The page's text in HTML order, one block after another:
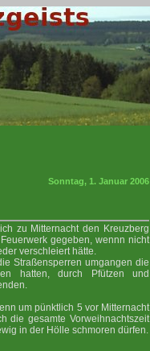
Sonntag, 1. Januar 2006
zu Mitternacht den Kreuzberg
gegeben, wennn nicht
verschleiert hätte.
Straßensperren umgangen die
hatten, durch Pfützen und
um pünktlich 5 vor Mitternacht
die gesamte Vorweihnachtszeit
in der Hölle schmoren dürfen.